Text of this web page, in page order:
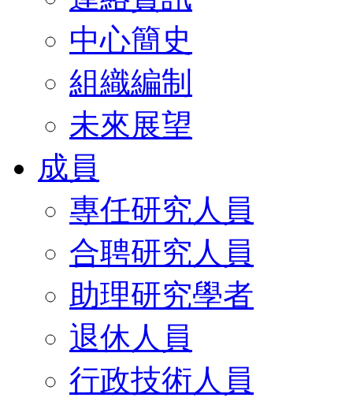
中心簡史
組織編制
未來展望
成員
專任研究人員
合聘研究人員
助理研究學者
退休人員
行政技術人員